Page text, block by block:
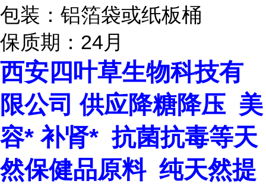
包装：铝箔袋或纸板桶
保质期： 24月
西安四叶草生物科技有
限公司 供应降糖降压 美
容* 补肾* 抗菌抗毒等天
然保健品原料 纯天然提